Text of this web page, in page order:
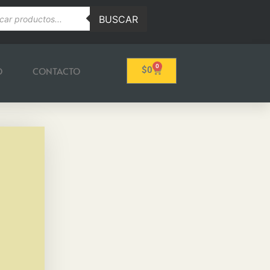
BUSCAR
CONTACTO $0 0